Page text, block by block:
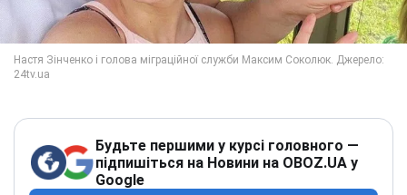
Будьте першими у курсі головного —
підпишіться на Новини на OBOZ.UA у
Google